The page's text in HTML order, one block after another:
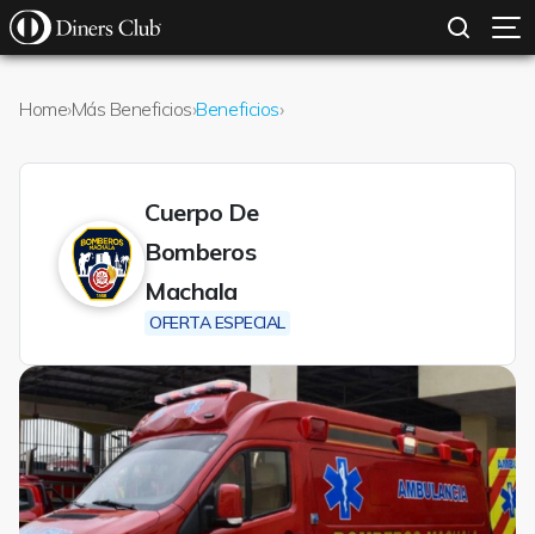
Pasar al contenido principal
Home›Más Beneficios›Beneficios›
Cuerpo De
Bomberos
Machala
OFERTA ESPECIAL